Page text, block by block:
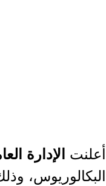
أعلنت الإدارة
البكالوريوس،